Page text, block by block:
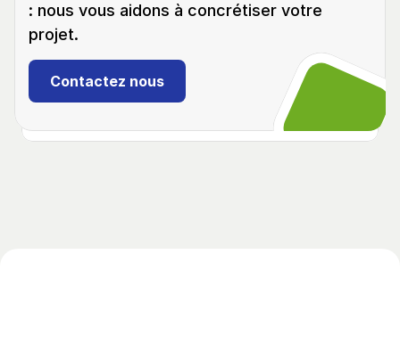
Débutant
Citroën Xsara Picasso
(2004 - 2010)
Programmation d'un double de clé. Ajout des
: nous vous aidons à concrétiser votre
projet.
Contactez nous